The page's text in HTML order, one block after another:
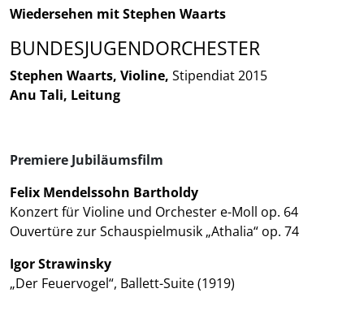
Wiedersehen mit Stephen Waarts
BUNDESJUGENDORCHESTER
Stephen Waarts, Violine, Stipendiat 2015
Anu Tali, Leitung
Premiere Jubiläumsfilm
Felix Mendelssohn Bartholdy
Konzert für Violine und Orchester e-Moll op. 64
Ouvertüre zur Schauspielmusik „Athalia“ op. 74
Igor Strawinsky
„Der Feuervogel“, Ballett-Suite (1919)